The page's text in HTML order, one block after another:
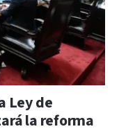
Ley de
la reforma